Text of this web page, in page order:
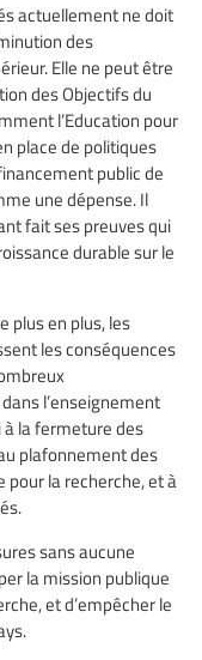
actuellement ne doit
des
Elle ne peut être
des Objectifs du
l’Education pour
place de politiques
public de
une dépense. Il
fait ses preuves qui
durable sur le
plus en plus, les
les conséquences
l’enseignement
à la fermeture des
plafonnement des
la recherche, et à
sans aucune
la mission publique
et d’empêcher le